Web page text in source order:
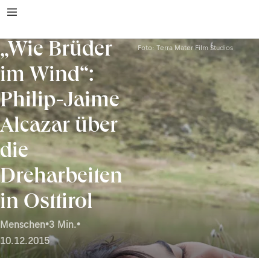
„Wie Brüder
im Wind“:
Philip-Jaime
Alcazar über
die
Dreharbeiten
in Osttirol
Menschen•3 Min.•
10.12.2015
Foto: Terra Mater Film Studios